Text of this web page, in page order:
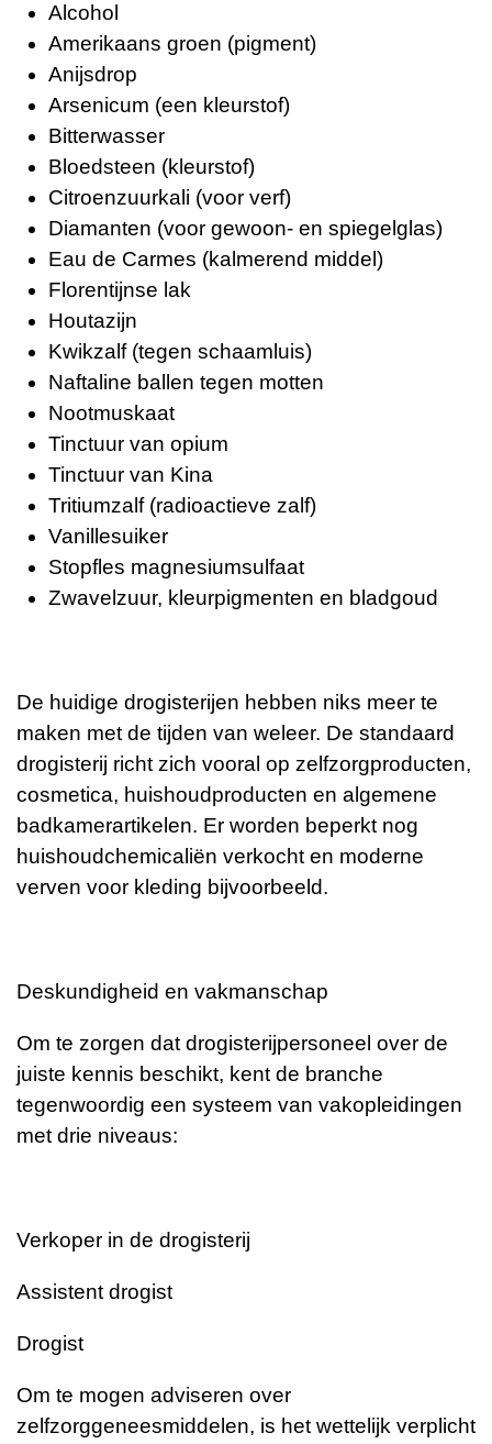
Alcohol
Amerikaans groen (pigment)
Anijsdrop
Arsenicum (een kleurstof)
Bitterwasser
Bloedsteen (kleurstof)
Citroenzuurkali (voor verf)
Diamanten (voor gewoon- en spiegelglas)
Eau de Carmes (kalmerend middel)
Florentijnse lak
Houtazijn
Kwikzalf (tegen schaamluis)
Naftaline ballen tegen motten
Nootmuskaat
Tinctuur van opium
Tinctuur van Kina
Tritiumzalf (radioactieve zalf)
Vanillesuiker
Stopfles magnesiumsulfaat
Zwavelzuur, kleurpigmenten en bladgoud
De huidige drogisterijen hebben niks meer te
maken met de tijden van weleer. De standaard
drogisterij richt zich vooral op zelfzorgproducten,
cosmetica, huishoudproducten en algemene
badkamerartikelen. Er worden beperkt nog
huishoudchemicaliën verkocht en moderne
verven voor kleding bijvoorbeeld.
Deskundigheid en vakmanschap
Om te zorgen dat drogisterijpersoneel over de
juiste kennis beschikt, kent de branche
tegenwoordig een systeem van vakopleidingen
met drie niveaus:
Verkoper in de drogisterij
Assistent drogist
Drogist
Om te mogen adviseren over
zelfzorggeneesmiddelen, is het wettelijk verplicht